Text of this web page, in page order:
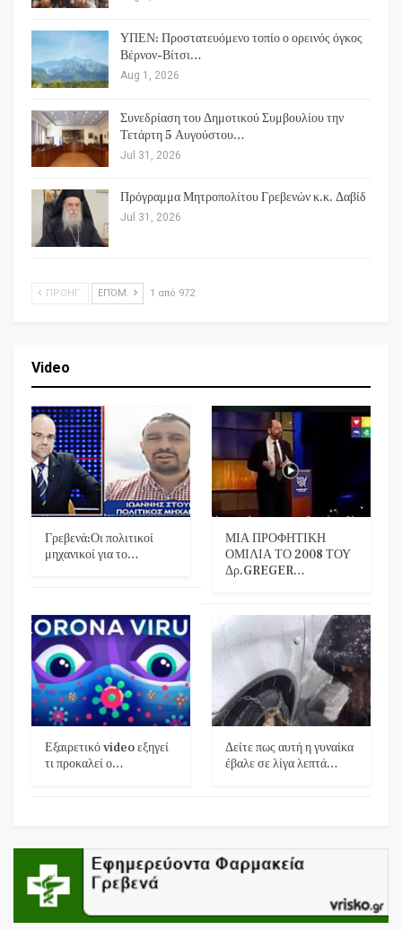
ΥΠΕΝ: Προστατευόμενο τοπίο ο ορεινός όγκος
Βέρνον-Βίτσι…
Aug 1, 2026
Συνεδρίαση του Δημοτικού Συμβουλίου την
Τετάρτη 5 Αυγούστου…
Jul 31, 2026
Πρόγραμμα Μητροπολίτου Γρεβενών κ.κ. Δαβίδ
Jul 31, 2026
ΠΡΟΗΓ. ΕΠΌΜ. 1 από 972
Video
Γρεβενά:Οι πολιτικοί
μηχανικοί για το…
ΜΙΑ ΠΡΟΦΗΤΙΚΗ
ΟΜΙΛΙΑ ΤΟ 2008 ΤΟΥ
Δρ.GREGER…
Εξαιρετικό video εξηγεί
τι προκαλεί ο…
Δείτε πως αυτή η γυναίκα
έβαλε σε λίγα λεπτά…